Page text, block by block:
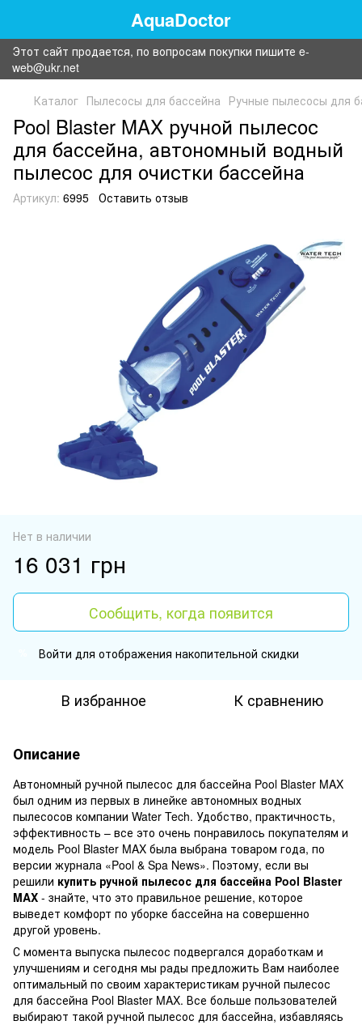
AquaDoctor
Этот сайт продается, по вопросам покупки пишите e-
web@ukr.net
Каталог Пылесосы для бассейна Ручные пылесосы для
Pool Blaster MAX ручной пылесос
для бассейна, автономный водный
пылесос для очистки бассейна
Артикул: 6995 Оставить отзыв
Нет в наличии
16 031 грн
Сообщить, когда появится
Войти для отображения накопительной скидки
В избранное К сравнению
Описание
Автономный ручной пылесос для бассейна Pool Blaster MAX
был одним из первых в линейке автономных водных
пылесосов компании Water Tech. Удобство, практичность,
эффективность – все это очень понравилось покупателям и
модель Pool Blaster MAX была выбрана товаром года, по
версии журнала «Pool & Spa News». Поэтому, если вы
решили купить ручной пылесос для бассейна Pool Blaster
MAX - знайте, что это правильное решение, которое
выведет комфорт по уборке бассейна на совершенно
другой уровень.
С момента выпуска пылесос подвергался доработкам и
улучшениям и сегодня мы рады предложить Вам наиболее
оптимальный по своим характеристикам ручной пылесос
для бассейна Pool Blaster MAX. Все больше пользователей
выбирают такой ручной пылесос для бассейна, избавляясь